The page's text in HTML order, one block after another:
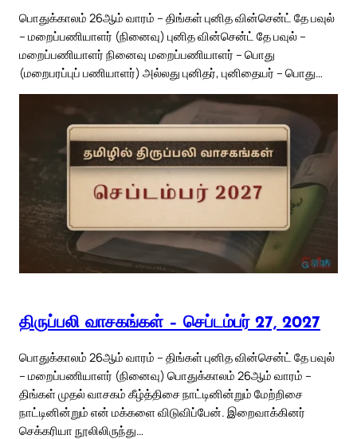
பொதுக்காலம் 26ஆம் வாரம் – திங்கள் புனித வின்சென்ட் தே பவுல்
– மறைப்பணியாளர் (நினைவு) புனித வின்சென்ட் தே பவுல் –
மறைப்பணியாளர் நினைவு மறைப்பணியாளர் – பொது
(மறைபரப்புப் பணியாளர்) அல்லது புனிதர், புனிதையர் – பொது…
திருப்பலி வாசகங்கள் – செப்டம்பர் 27, 2027
பொதுக்காலம் 26ஆம் வாரம் – திங்கள் புனித வின்சென்ட் தே பவுல்
– மறைப்பணியாளர் (நினைவு) பொதுக்காலம் 26ஆம் வாரம் –
திங்கள் முதல் வாசகம் கீழ்த்திசை நாட்டினின்றும் மேற்றிசை
நாட்டினின்றும் என் மக்களை விடுவிப்பேன். இறைவாக்கினர்
செக்கரியா நூலிலிருந்து…